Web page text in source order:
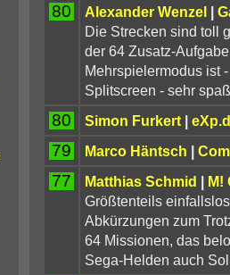
80 Alexander Wenzel|
Die Strecken sind toll
der 64 Zusatz-
Mehrspielermodus ist
Splitscreen - sehr
80 Simon Furkert|
79 Marco Häntsch |
77 Matthias Schmid | M!
Größtenteils
Abkürzungen zum
64 Missionen, das
Sega-Helden auch